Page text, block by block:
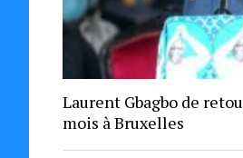
Laurent Gbagbo de
mois à Bruxelles